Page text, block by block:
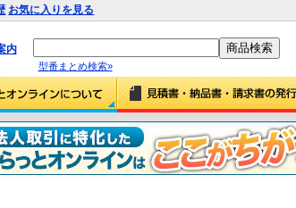
お気に入りを見る
内
型番まとめ検索»